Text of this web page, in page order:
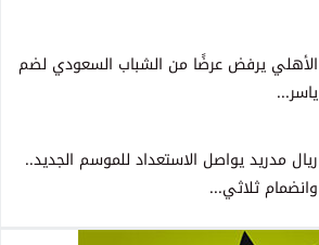
الأهلي يرفض عرضًا من الشباب السعودي لضم
ياسر...
ريال مدريد يواصل الاستعداد للموسم الجديد..
وانضمام ثلاثي...